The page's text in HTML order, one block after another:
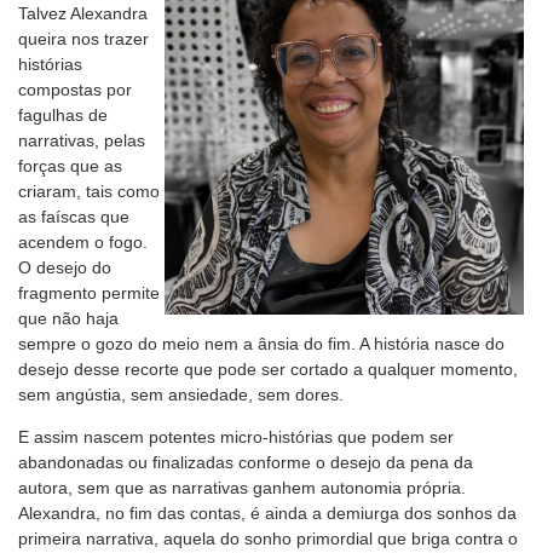
Talvez Alexandra
queira nos trazer
histórias
compostas por
fagulhas de
narrativas, pelas
forças que as
criaram, tais como
as faíscas que
acendem o fogo.
O desejo do
fragmento permite
que não haja
sempre o gozo do meio nem a ânsia do fim. A história nasce do
desejo desse recorte que pode ser cortado a qualquer momento,
sem angústia, sem ansiedade, sem dores.
E assim nascem potentes micro-histórias que podem ser
abandonadas ou finalizadas conforme o desejo da pena da
autora, sem que as narrativas ganhem autonomia própria.
Alexandra, no fim das contas, é ainda a demiurga dos sonhos da
primeira narrativa, aquela do sonho primordial que briga contra o